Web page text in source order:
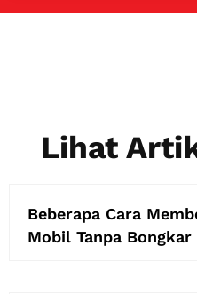
Lihat
Beberapa Cara
Mobil Tanpa Bongkar